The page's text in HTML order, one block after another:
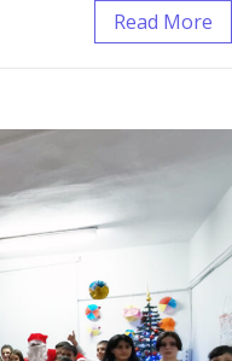
Read More